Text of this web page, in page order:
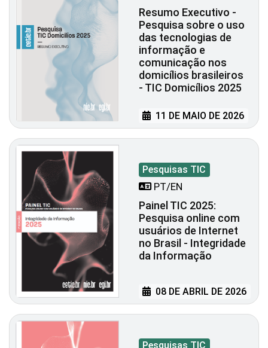
Resumo Executivo -
Pesquisa sobre o uso
das tecnologias de
informação e
comunicação nos
domicílios brasileiros
- TIC Domicílios 2025
11 DE MAIO DE 2026
Pesquisas TIC
PT/EN
Painel TIC 2025:
Pesquisa online com
usuários de Internet
no Brasil - Integridade
da Informação
08 DE ABRIL DE 2026
Pesquisas TIC